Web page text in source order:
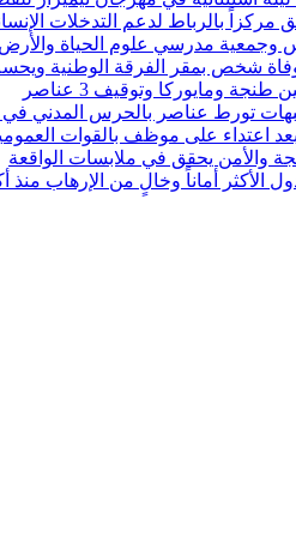
وجمعية مدرسي علوم الحياة والأرض
شخص بمقر الفرقة الوطنية
ومايوركا وتوقيف 3 عناصر
تورط عناصر بالحرس المدني في
اعتداء على موظف بالقوات
والأمن يحقق في ملابسات الواقعة
أماناً وخالٍ من الإرهاب منذ أكثر